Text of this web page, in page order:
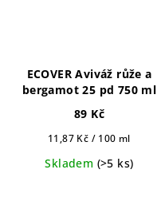
ECOVER Aviváž růže a
bergamot 25 pd 750 ml
89 Kč
Měrná
11,87 Kč / 100 ml
Skladem (>5 ks)